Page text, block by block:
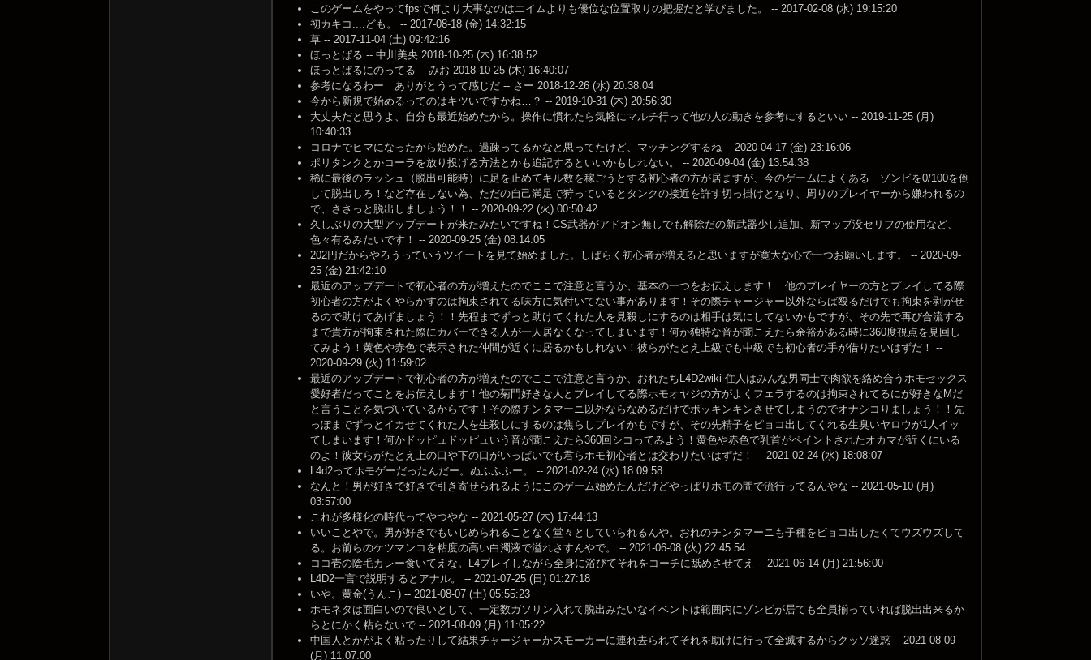
このゲームをやってfpsで何より大事なのはエイムよりも優位な位置取りの把握だと学びました。 -- 2017-02-08 (水) 19:15:20
初カキコ....ども。 -- 2017-08-18 (金) 14:32:15
草 -- 2017-11-04 (土) 09:42:16
ほっとぱる -- 中川美央 2018-10-25 (木) 16:38:52
ほっとぱるにのってる -- みお 2018-10-25 (木) 16:40:07
参考になるわー ありがとうって感じだ -- さー 2018-12-26 (水) 20:38:04
今から新規で始めるってのはキツいですかね…？ -- 2019-10-31 (木) 20:56:30
大丈夫だと思うよ、自分も最近始めたから。操作に慣れたら気軽にマルチ行って他の人の動きを参考にするといい -- 2019-11-25 (月)
10:40:33
コロナでヒマになったから始めた。過疎ってるかなと思ってたけど、マッチングするね -- 2020-04-17 (金) 23:16:06
ポリタンクとかコーラを放り投げる方法とかも追記するといいかもしれない。 -- 2020-09-04 (金) 13:54:38
稀に最後のラッシュ（脱出可能時）に足を止めてキル数を稼ごうとする初心者の方が居ますが、今のゲームによくある ゾンビを0/100を倒
して脱出しろ！など存在しない為、ただの自己満足で狩っているとタンクの接近を許す切っ掛けとなり、周りのプレイヤーから嫌われるの
で、ささっと脱出しましょう！！ -- 2020-09-22 (火) 00:50:42
久しぶりの大型アップデートが来たみたいですね！CS武器がアドオン無しでも解除だの新武器少し追加、新マップ没セリフの使用など、
色々有るみたいです！ -- 2020-09-25 (金) 08:14:05
202円だからやろうっていうツイートを見て始めました。しばらく初心者が増えると思いますが寛大な心で一つお願いします。 -- 2020-09-
25 (金) 21:42:10
最近のアップデートで初心者の方が増えたのでここで注意と言うか、基本の一つをお伝えします！ 他のプレイヤーの方とプレイしてる際
初心者の方がよくやらかすのは拘束されてる味方に気付いてない事があります！その際チャージャー以外ならば殴るだけでも拘束を剥がせ
るので助けてあげましょう！！先程までずっと助けてくれた人を見殺しにするのは相手は気にしてないかもですが、その先で再び合流する
まで貴方が拘束された際にカバーできる人が一人居なくなってしまいます！何か独特な音が聞こえたら余裕がある時に360度視点を見回し
てみよう！黄色や赤色で表示された仲間が近くに居るかもしれない！彼らがたとえ上級でも中級でも初心者の手が借りたいはずだ！ --
2020-09-29 (火) 11:59:02
最近のアップデートで初心者の方が増えたのでここで注意と言うか、おれたちL4D2wiki 住人はみんな男同士で肉欲を絡め合うホモセックス
愛好者だってことをお伝えします！他の菊門好きな人とプレイしてる際ホモオヤジの方がよくフェラするのは拘束されてるにが好きなMだ
と言うことを気づいているからです！その際チンタマーニ以外ならなめるだけでボッキンキンさせてしまうのでオナシコりましょう！！先
っぽまでずっとイカせてくれた人を生殺しにするのは焦らしプレイかもですが、その先精子をピョコ出してくれる生臭いヤロウが1人イッ
てしまいます！何かドッピュドッピュいう音が聞こえたら360回シコってみよう！黄色や赤色で乳首がペイントされたオカマが近くにいる
のよ！彼女らがたとえ上の口や下の口がいっぱいでも君らホモ初心者とは交わりたいはずだ！ -- 2021-02-24 (水) 18:08:07
L4d2ってホモゲーだったんだー。ぬふふふー。 -- 2021-02-24 (水) 18:09:58
なんと！男が好きで好きで引き寄せられるようにこのゲーム始めたんだけどやっぱりホモの間で流行ってるんやな -- 2021-05-10 (月)
03:57:00
これが多様化の時代ってやつやな -- 2021-05-27 (木) 17:44:13
いいことやで。男が好きでもいじめられることなく堂々としていられるんや。おれのチンタマーニも子種をピョコ出したくてウズウズして
る。お前らのケツマンコを粘度の高い白濁液で溢れさすんやで。 -- 2021-06-08 (火) 22:45:54
ココ壱の陰毛カレー食いてえな。L4プレイしながら全身に浴びてそれをコーチに舐めさせてえ -- 2021-06-14 (月) 21:56:00
L4D2一言で説明するとアナル。 -- 2021-07-25 (日) 01:27:18
いや。黄金(うんこ) -- 2021-08-07 (土) 05:55:23
ホモネタは面白いので良いとして、一定数ガソリン入れて脱出みたいなイベントは範囲内にゾンビが居ても全員揃っていれば脱出出来るか
らとにかく粘らないで -- 2021-08-09 (月) 11:05:22
中国人とかがよく粘ったりして結果チャージャーかスモーカーに連れ去られてそれを助けに行って全滅するからクッソ迷惑 -- 2021-08-09
(月) 11:07:00